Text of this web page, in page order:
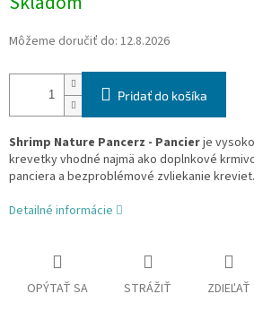
cena:
Môžeme doručiť do: 12.8.2026
Pridať do košíka
Shrimp Nature Pancerz - Pancierje
krevetky vhodné najmä ako doplnkové
panciera a bezproblémové zvliekanie kreviet.
Detailné informácie
OPÝTAŤ SA STRÁŽIŤ ZDIEĽAŤ